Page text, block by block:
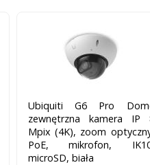
Ubiquiti G6 Pro
zewnętrzna kamera IP
Mpix (4K), zoom
PoE, mikrofon,
microSD, biała